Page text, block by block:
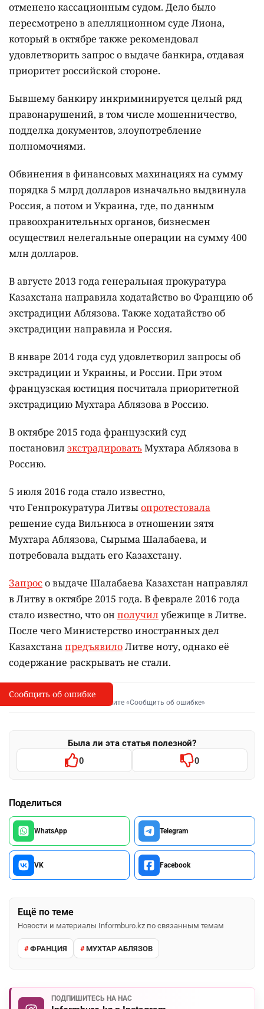
отменено кассационным судом. Дело было
пересмотрено в апелляционном суде Лиона,
который в октябре также рекомендовал
удовлетворить запрос о выдаче банкира, отдавая
приоритет российской стороне.
Бывшему банкиру инкриминируется целый ряд
правонарушений, в том числе мошенничество,
подделка документов, злоупотребление
полномочиями.
Обвинения в финансовых махинациях на сумму
порядка 5 млрд долларов изначально выдвинула
Россия, а потом и Украина, где, по данным
правоохранительных органов, бизнесмен
осуществил нелегальные операции на сумму 400
млн долларов.
В августе 2013 года генеральная прокуратура
Казахстана направила ходатайство во Францию об
экстрадиции Аблязова. Также ходатайство об
экстрадиции направила и Россия.
В январе 2014 года суд удовлетворил запросы об
экстрадиции и Украины, и России. При этом
французская юстиция посчитала приоритетной
экстрадицию Мухтара Аблязова в Россию.
В октябре 2015 года французский суд
постановилэкстрадироватьМухтара Аблязова в
Россию.
5 июля 2016 года стало известно,
что Генпрокуратура Литвыопротестовала
решение суда Вильнюса в отношении зятя
Мухтара Аблязова, Сырыма Шалабаева, и
потребовала выдать его Казахстану.
Запросо выдаче Шалабаева Казахстан направлял
в Литву в октябре 2015 года. В феврале 2016 года
стало известно, что он получилубежище в Литве.
После чего Министерство иностранных дел
КазахстанапредъявилоЛитве ноту, однако её
содержание раскрывать не стали.
I
Сообщить об опечатке
Выделите фрагмент и нажмите «Сообщить об ошибке»
Была ли эта статья полезной?
0 0
Поделиться
WhatsApp Telegram
VK Facebook
Ещё по теме
Новости и материалы Informburo.kz по связанным темам
ФРАНЦИЯ МУХТАР АБЛЯЗОВ
ПОДПИШИТЕСЬ НА НАС
Сообщить об ошибке